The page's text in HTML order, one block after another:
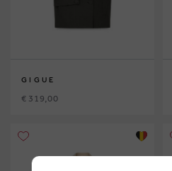
GIGUE
€ 319,00